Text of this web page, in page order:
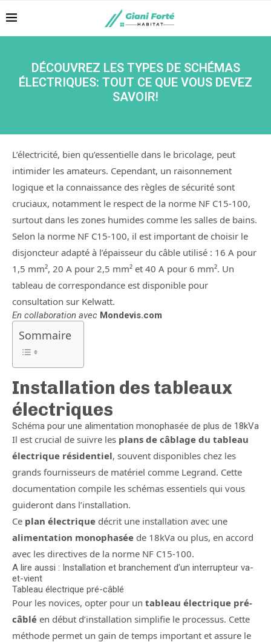
DÉCOUVREZ LES TYPES DE SCHÉMAS
ÉLECTRIQUES: TOUT CE QUE VOUS DEVEZ
SAVOIR!
L’électricité, bien qu’essentielle dans le bricolage, peut
intimider les amateurs. Cependant, un raisonnement
logique et la connaissance des règles de sécurité sont
cruciaux, notamment le respect de la norme NF C15-100,
surtout dans les zones humides comme les salles de bains.
Selon la norme NF C15-100, il est important de choisir le
disjoncteur adapté à l’épaisseur du câble utilisé : 16 A pour
1,5 mm², 20 A pour 2,5 mm² et 40 A pour 6 mm². Un
tableau de correspondance est disponible pour
consultation sur Kelwatt.
En collaboration avec Mondevis.com
Sommaire
Installation des tableaux
électriques
Schéma pour une alimentation monophasée de plus de 18kVa
Il est crucial de suivre les plans de câblage du tableau
électrique résidentiel, souvent disponibles chez les
grands fournisseurs de matériel comme Legrand. Cette
documentation compile les schémas essentiels qui vous
guideront dans l’installation.
Ce plan électrique décrit une installation avec une
alimentation monophasée de 18kVa ou plus, en accord
avec les directives de la norme NF C15-100.
A lire aussi : Installation et branchement d’un interrupteur va-
et-vient
Tableau électrique pré-câblé
Pour les novices, opter pour un tableau électrique pré-
câblé en début d’installation simplifie le processus. Cette
méthode permet un gain de temps important et assure le